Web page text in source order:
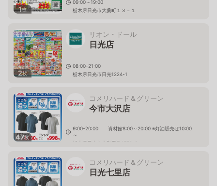
1枚
09:00～19:00
栃木県日光市大桑町１３－１
2枚
リオン・ドール
日光店
08:00-21:00
栃木県日光市日光1224-1
47枚
コメリハード＆グリーン
今市大沢店
9:00-20:00 資材館8:00～20:00 ※灯油販売は10:00
～
栃木県日光市木和田島1570-2
コメリハード＆グリーン
日光七里店